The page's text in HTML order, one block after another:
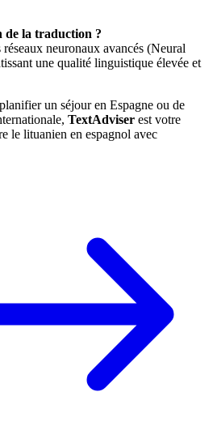
de la traduction ?
neuronaux avancés (Neural
une qualité linguistique élevée et
un séjour en Espagne ou de
TextAdviser est votre
le lituanien en espagnol avec